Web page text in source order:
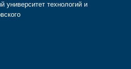
университет технологий и